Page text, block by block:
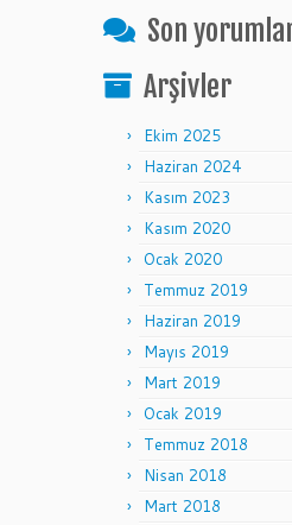
Son
Arşivler
Ekim 2025
Haziran 2024
Kasım 2023
Kasım 2020
Ocak 2020
Temmuz 2019
Haziran 2019
Mayıs 2019
Mart 2019
Ocak 2019
Temmuz 2018
Nisan 2018
Mart 2018